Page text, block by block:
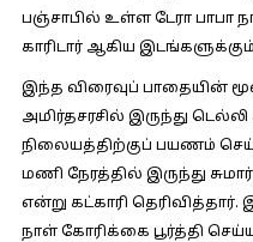
பஞ்சாபில் உள்ள டேரா பாபா
காரிடார் ஆகிய இடங்களுக்கும்
இந்த விரைவுப் பாதையின்
அமிர்தசரசில் இருந்து
நிலையத்திற்குப் பயணம்
மணி நேரத்தில் இருந்து
என்று கட்காரி
நாள் கோரிக்கை பூர்த்தி